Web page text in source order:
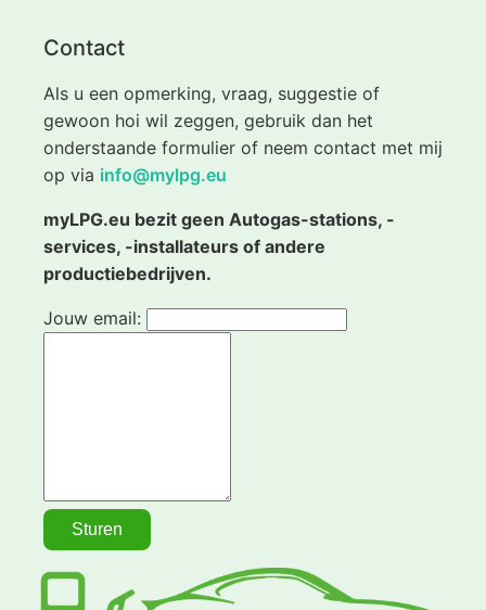
Contact
Als u een opmerking, vraag, suggestie of
gewoon hoi wil zeggen, gebruik dan het
onderstaande formulier of neem contact met mij
op via info@mylpg.eu
myLPG.eu bezit geen Autogas-stations, -
services, -installateurs of andere
productiebedrijven.
Jouw email: